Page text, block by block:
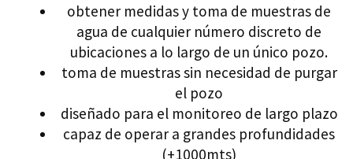
obtener medidas y toma de muestras de
agua de cualquier número discreto de
ubicaciones a lo largo de un único pozo.
toma de muestras sin necesidad de purgar
el pozo
diseñado para el monitoreo de largo plazo
capaz de operar a grandes profundidades
(+1000mts)